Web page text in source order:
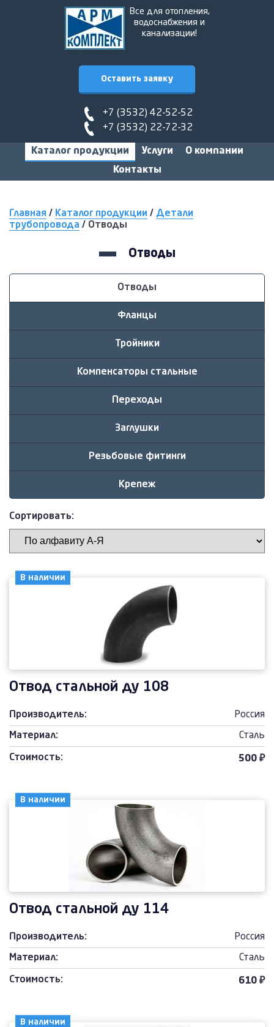
Все для отопления,
водоснабжения и
канализации!
Оставить заявку
+7 (3532) 42-52-52
+7 (3532) 22-72-32
Каталог продукции Услуги
О компании
Контакты
Главная / Каталог продукции / Детали
трубопровода / Отводы
Отводы
Отводы
Фланцы
Тройники
Компенсаторы стальные
Переходы
Заглушки
Резьбовые фитинги
Крепеж
Сортировать:
В наличии
Отвод стальной ду 108
Производитель: Россия
Материал: Сталь
Стоимость: 500 ₽
В наличии
Отвод стальной ду 114
Производитель: Россия
Материал: Сталь
Стоимость: 610 ₽
В наличии